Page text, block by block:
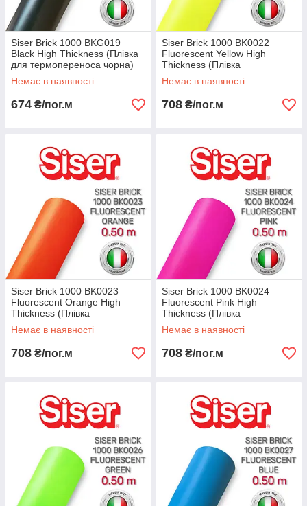
Siser Brick 1000 BKG019
Black High Thickness (Плівка
для термопереноса чорна)
Немає в наявності
674 ₴/пог.м
Siser Brick 1000 BK0022
Fluorescent Yellow High
Thickness (Плівка
флуоресцентна для
термопереноса жовта)
Немає в наявності
708 ₴/пог.м
Siser Brick 1000 BK0023
Fluorescent Orange High
Thickness (Плівка
флуоресцентна для
термопереноса
Немає в наявності
708 ₴/пог.м
Siser Brick 1000 BK0024
Fluorescent Pink High
Thickness (Плівка
флуоресцентна для
термопереноса рожева)
Немає в наявності
708 ₴/пог.м